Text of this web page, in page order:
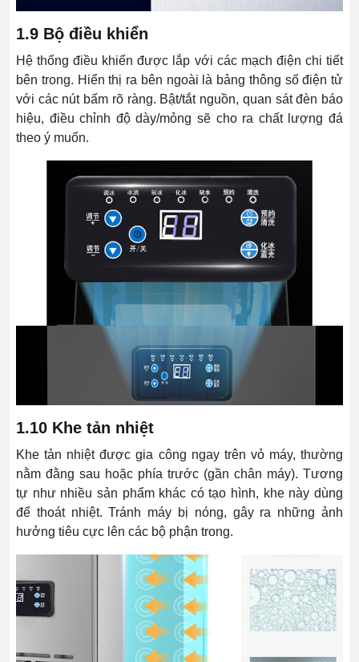
1.9 Bộ điều khiển
Hệ thống điều khiển được lắp với các mạch điện chi tiết
bên trong. Hiển thị ra bên ngoài là bảng thông số điện tử
với các nút bấm rõ ràng. Bật/tắt nguồn, quan sát đèn báo
hiệu, điều chỉnh độ dày/mỏng sẽ cho ra chất lượng đá
theo ý muốn.
1.10 Khe tản nhiệt
Khe tản nhiệt được gia công ngay trên vỏ máy, thường
nằm đằng sau hoặc phía trước (gần chân máy). Tương
tự như nhiều sản phẩm khác có tạo hình, khe này dùng
để thoát nhiệt.Tránh máy bị nóng, gây ra những ảnh
hưởng tiêu cực lên các bộ phận trong.